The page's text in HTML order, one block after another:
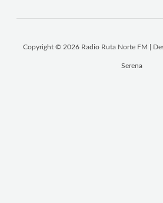
Copyright © 2026 Radio Ruta Norte FM |
Serena